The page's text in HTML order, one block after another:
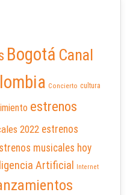
Bogotá Canal
Concierto cultura
estrenos
2022 estrenos
musicales hoy
Artificial Internet